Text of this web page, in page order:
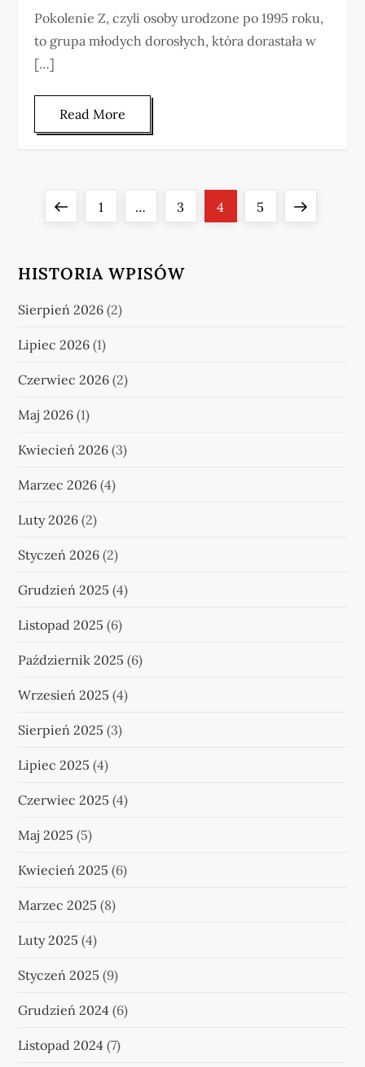
Pokolenie Z, czyli osoby urodzone po 1995 roku,
to grupa młodych dorosłych, która dorastała w
[…]
Read More
r
o
n
i
c
o
w
a
n
i
e
w
p
i
s
ó
w
Previous
Page
1 … Page
3 Page
4 Page
5
Next
HISTORIA WPISÓW
Sierpień 2026 (2)
Lipiec 2026 (1)
Czerwiec 2026 (2)
Maj 2026 (1)
Kwiecień 2026 (3)
Marzec 2026 (4)
Luty 2026 (2)
Styczeń 2026 (2)
Grudzień 2025 (4)
Listopad 2025 (6)
Październik 2025 (6)
Wrzesień 2025 (4)
Sierpień 2025 (3)
Lipiec 2025 (4)
Czerwiec 2025 (4)
Maj 2025 (5)
Kwiecień 2025 (6)
Marzec 2025 (8)
Luty 2025 (4)
Styczeń 2025 (9)
Grudzień 2024 (6)
Listopad 2024 (7)